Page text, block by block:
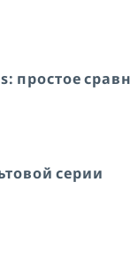
простое
серии